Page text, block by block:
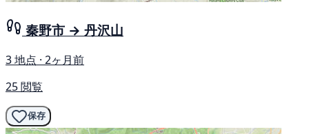
秦野市 → 丹沢山
3 地点 · 2ヶ月前
25 閲覧
保存